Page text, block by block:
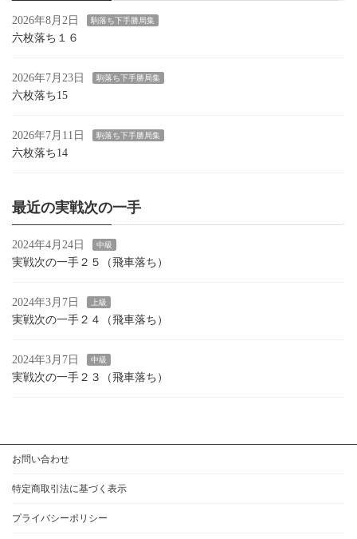
2026年8月2日 駒落ち下手勝局集
六枚落ち１６
2026年7月23日 駒落ち下手勝局集
六枚落ち15
2026年7月11日 駒落ち下手勝局集
六枚落ち14
最近の実戦次の一手
2024年4月24日 中級
実戦次の一手２５（飛車落ち）
2024年3月7日 上級
実戦次の一手２４（飛車落ち）
2024年3月7日 中級
実戦次の一手２３（飛車落ち）
お問い合わせ
特定商取引法に基づく表示
プライバシーポリシー